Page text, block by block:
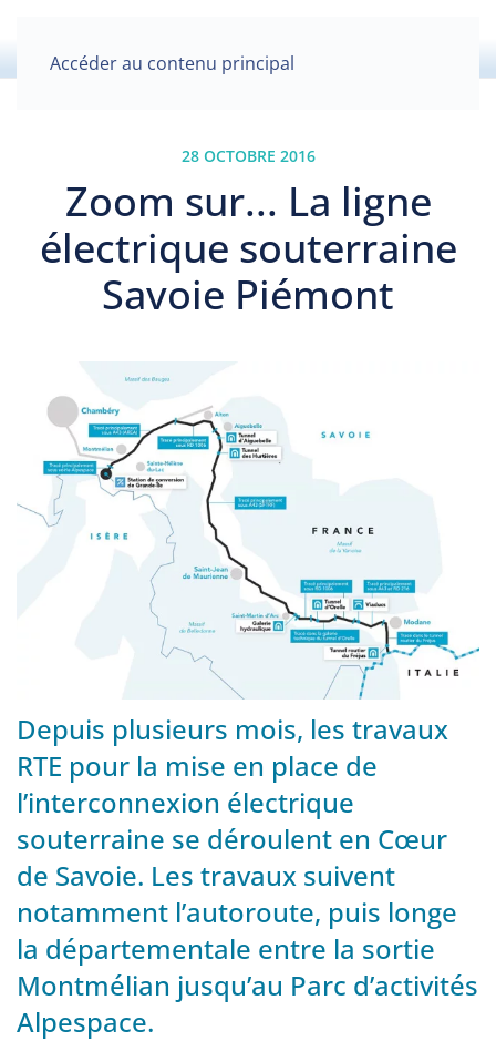
Accéder au contenu principal
28 OCTOBRE 2016
Zoom sur... La ligne
électrique souterraine
Savoie Piémont
Depuis plusieurs mois, les travaux
RTE pour la mise en place de
l’interconnexion électrique
souterraine se déroulent en Cœur
de Savoie. Les travaux suivent
notamment l’autoroute, puis longe
la départementale entre la sortie
Montmélian jusqu’au Parc d’activités
Alpespace.